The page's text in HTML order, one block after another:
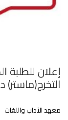
إعلان
التخرج(ماستر) دفعة
معهد الآداب واللغات